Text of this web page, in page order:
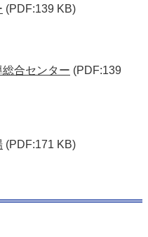
(PDF:139 KB)
合センター (PDF:139
(PDF:171 KB)